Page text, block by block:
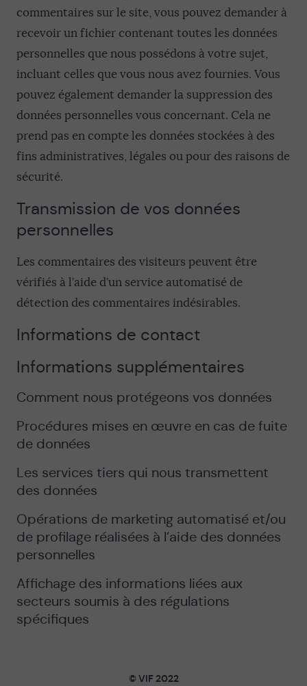
commentaires sur le site, vous pouvez demander à
recevoir un fichier contenant toutes les données
personnelles que nous possédons à votre sujet,
incluant celles que vous nous avez fournies. Vous
pouvez également demander la suppression des
données personnelles vous concernant. Cela ne
prend pas en compte les données stockées à des
fins administratives, légales ou pour des raisons de
sécurité.
Transmission de vos données
personnelles
Les commentaires des visiteurs peuvent être
vérifiés à l’aide d’un service automatisé de
détection des commentaires indésirables.
Informations de contact
Informations supplémentaires
Comment nous protégeons vos données
Procédures mises en œuvre en cas de fuite
de données
Les services tiers qui nous transmettent
des données
Opérations de marketing automatisé et/ou
de profilage réalisées à l’aide des données
personnelles
Affichage des informations liées aux
secteurs soumis à des régulations
spécifiques
© VIF 2022